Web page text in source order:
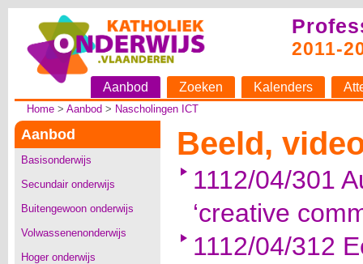
2011-
Aanbod Zoeken Kalenders
Home> Aanbod > Nascholingen ICT
Aanbod
Basisonderwijs
Secundair onderwijs
Buitengewoon onderwijs
Volwassenenonderwijs
Hoger onderwijs
Beeld,
1112/04/301
‘creative
1112/04/312